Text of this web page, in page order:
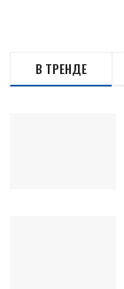
В ТРЕНДЕ